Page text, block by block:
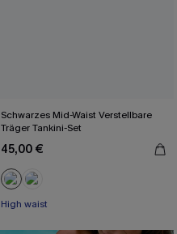
Schwarzes Mid-Waist Verstellbare
Träger Tankini-Set
45,00 €
High waist